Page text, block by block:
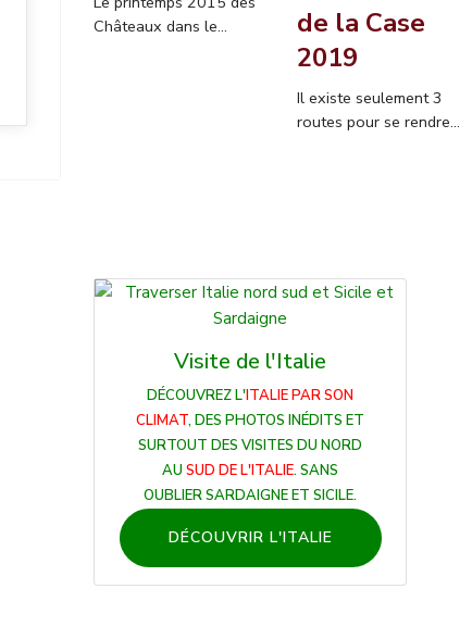
Châteaux dans le...
de la Case
2019
Il existe seulement 3
routes pour se rendre...
Visite de l'Italie
DÉCOUVREZ L'ITALIE PAR SON
CLIMAT, DES PHOTOS INÉDITS ET
SURTOUT DES VISITES DU NORD
AU SUD DE L'ITALIE. SANS
OUBLIER SARDAIGNE ET SICILE.
DÉCOUVRIR L'ITALIE